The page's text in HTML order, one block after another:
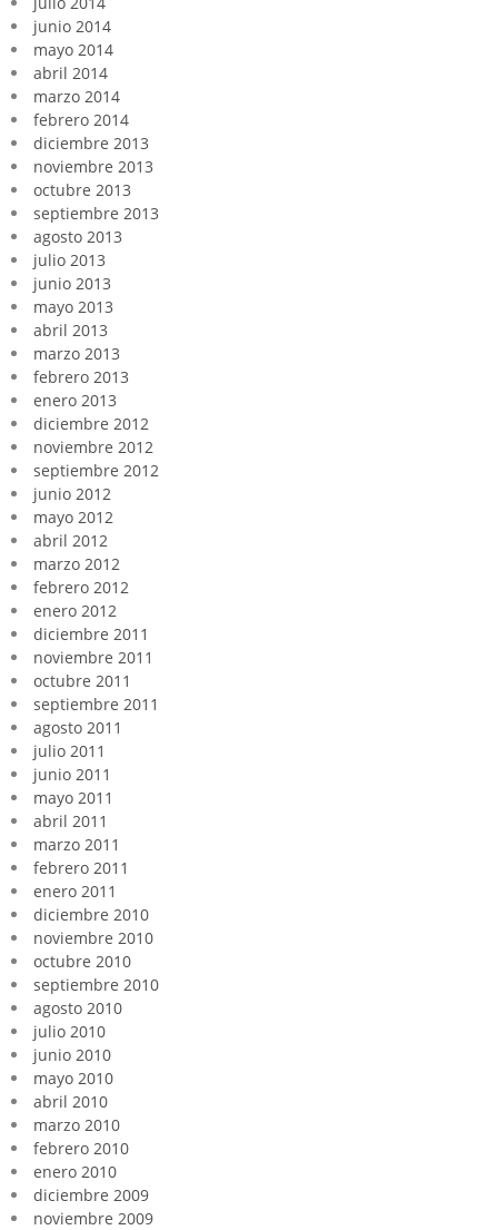
junio 2014
mayo 2014
abril 2014
marzo 2014
febrero 2014
diciembre 2013
noviembre 2013
octubre 2013
septiembre 2013
agosto 2013
julio 2013
junio 2013
mayo 2013
abril 2013
marzo 2013
febrero 2013
enero 2013
diciembre 2012
noviembre 2012
septiembre 2012
junio 2012
mayo 2012
abril 2012
marzo 2012
febrero 2012
enero 2012
diciembre 2011
noviembre 2011
octubre 2011
septiembre 2011
agosto 2011
julio 2011
junio 2011
mayo 2011
abril 2011
marzo 2011
febrero 2011
enero 2011
diciembre 2010
noviembre 2010
octubre 2010
septiembre 2010
agosto 2010
julio 2010
junio 2010
mayo 2010
abril 2010
marzo 2010
febrero 2010
enero 2010
diciembre 2009
noviembre 2009